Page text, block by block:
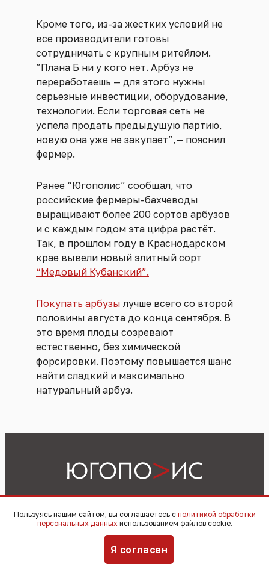
Кроме того, из-за жестких условий не
все производители готовы
сотрудничать с крупным ритейлом.
”Плана Б ни у кого нет. Арбуз не
переработаешь — для этого нужны
серьезные инвестиции, оборудование,
технологии. Если торговая сеть не
успела продать предыдущую партию,
новую она уже не закупает”,— пояснил
фермер.
Ранее “Югополис” сообщал, что
российские фермеры-бахчеводы
выращивают более 200 сортов арбузов
и с каждым годом эта цифра растёт.
Так, в прошлом году в Краснодарском
крае вывели новый элитный сорт
“Медовый Кубанский”.
Покупать арбузы лучше всего со второй
половины августа до конца сентября. В
это время плоды созревают
естественно, без химической
форсировки. Поэтому повышается шанс
найти сладкий и максимально
натуральный арбуз.
Реклама Материалы Видеоподкасты
Пользуясь нашим сайтом, вы соглашаетесь с политикой обработки
персональных данных использованием файлов cookie.
Я согласен